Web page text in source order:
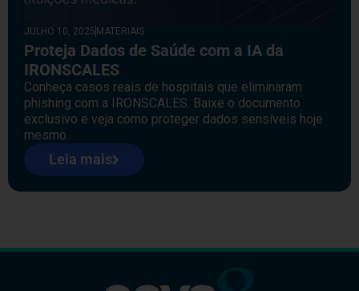
JULHO 10, 2025 MATERIAIS
Proteja Dados de Saúde com a IA da
IRONSCALES
Conheça casos reais de hospitais que eliminaram
phishing com a IRONSCALES. Baixe o documento
exclusivo e veja como proteger dados sensíveis hoje
mesmo.
Leia mais